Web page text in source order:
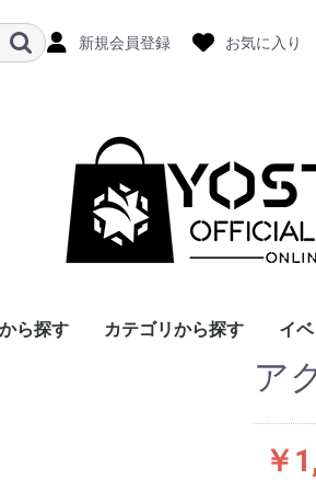
新規会員登録 お気に入り
ら探す カテゴリから探す イ
ア
￥